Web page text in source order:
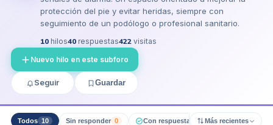
protección del pie y evitar heridas, siempre con
seguimiento de un podólogo o profesional sanitario.
10hilos40respuestas422visitas
Nuevo hilo en este subforo
Seguir Guardar
Todos 10 Sin responder 0 Con respuesta pro 0 Resueltos
Más recientes